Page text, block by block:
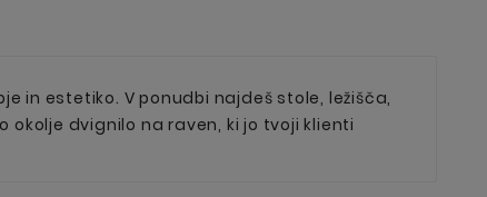
in estetiko. V ponudbi najdeš stole, ležišča,
dvignilo na raven, ki jo tvoji klienti